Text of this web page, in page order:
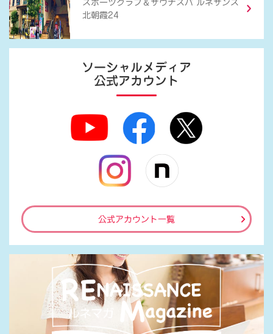
スポーツクラブ
サウナスパ ルネサンス
北朝霞24
ソーシャルメディア
公式アカウント
公式アカウント一覧